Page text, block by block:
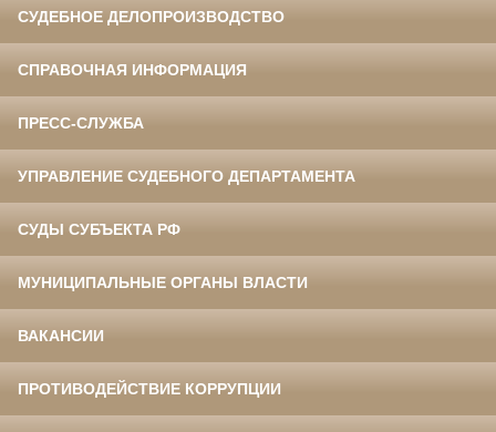
СУДЕБНОЕ ДЕЛОПРОИЗВОДСТВО
СПРАВОЧНАЯ ИНФОРМАЦИЯ
ПРЕСС-СЛУЖБА
УПРАВЛЕНИЕ СУДЕБНОГО ДЕПАРТАМЕНТА
СУДЫ СУБЪЕКТА РФ
МУНИЦИПАЛЬНЫЕ ОРГАНЫ ВЛАСТИ
ВАКАНСИИ
ПРОТИВОДЕЙСТВИЕ КОРРУПЦИИ